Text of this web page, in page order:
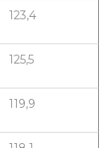
123,4
125,5
119,9